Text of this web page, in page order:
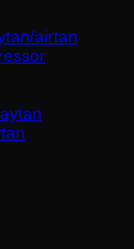
airtan